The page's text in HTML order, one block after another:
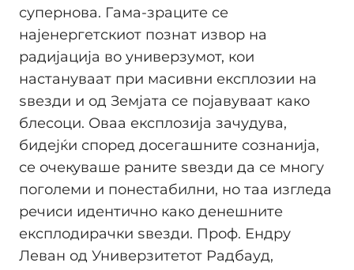
супернова. Гама-зраците се
најенергетскиот познат извор на
радијација во универзумот, кои
настануваат при масивни експлозии на
ѕвезди и од Земјата се појавуваат како
блесоци. Оваа експлозија зачудува,
бидејќи според досегашните сознанија,
се очекуваше раните ѕвезди да се многу
поголеми и понестабилни, но таа изгледа
речиси идентично како денешните
експлодирачки ѕвезди. Проф. Ендру
Леван од Универзитетот Радбауд,